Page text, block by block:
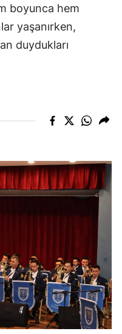
boyunca hem
yaşanırken,
duydukları